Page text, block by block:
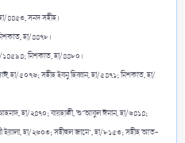
৪৪৫৩, সনদ সহীহ।
হা/৪৪৭৮।
১৪৫৯৪; মিশকাত, হা/৪৪৮০।
হা/৫০৭৬; সহীহ ইবনু হিব্বান, হা/৫৪৭১; মিশকাত, হা/
হা/২৪৭০; বায়হাক্বী, শু‘আবুল ঈমান, হা/৬৪১৪;
ইয়ালা, হা/২৬০৩; সহীহুল জামে‘, হা/৮১৫৩; সহীহ আত-